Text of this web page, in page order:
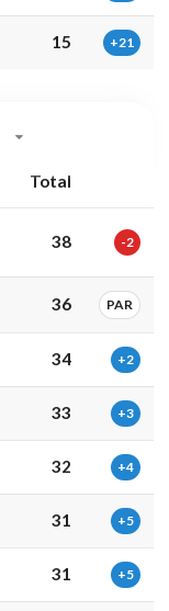
15 +21
Total
38 -2
36 PAR
34 +2
33 +3
32 +4
31 +5
31 +5